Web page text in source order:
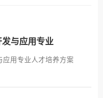
与应用专业
应用专业人才培养方案